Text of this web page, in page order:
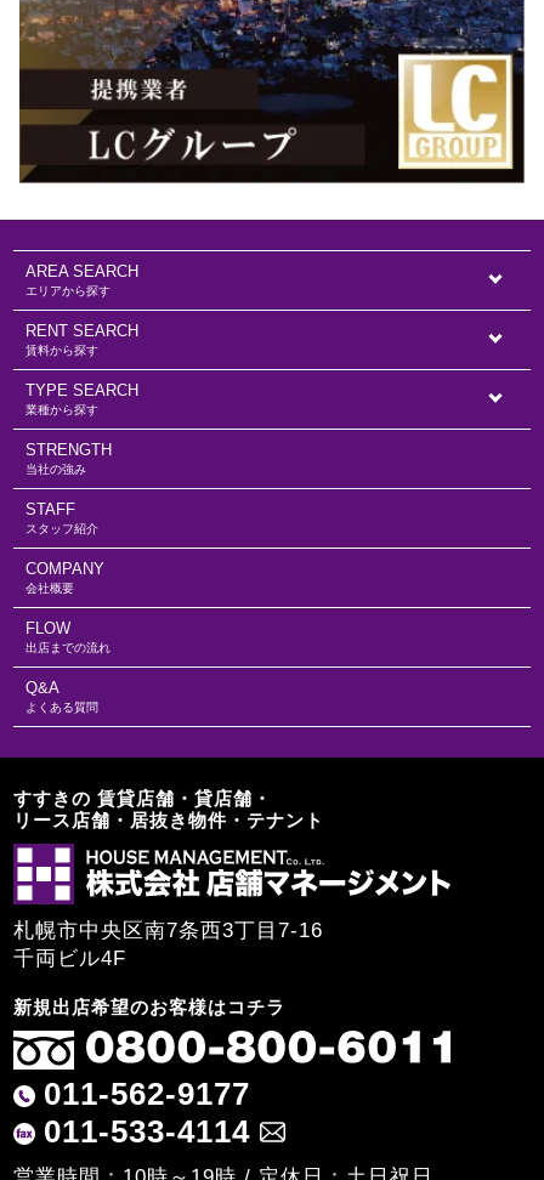
エリアから探す
AREA SEARCH
賃料から探す
RENT SEARCH
業種から探す
TYPE SEARCH
当社の強み
STRENGTH
スタッフ紹介
STAFF
会社概要
COMPANY
出店までの流れ
FLOW
よくある質問
Q&A
すすきの 賃貸店舗・貸店舗・
リース店舗・居抜き物件・テナント
札幌市中央区南7条西3丁目7-16
千両ビル4F
新規出店希望のお客様はコチラ
011-562-9177
011-533-4114